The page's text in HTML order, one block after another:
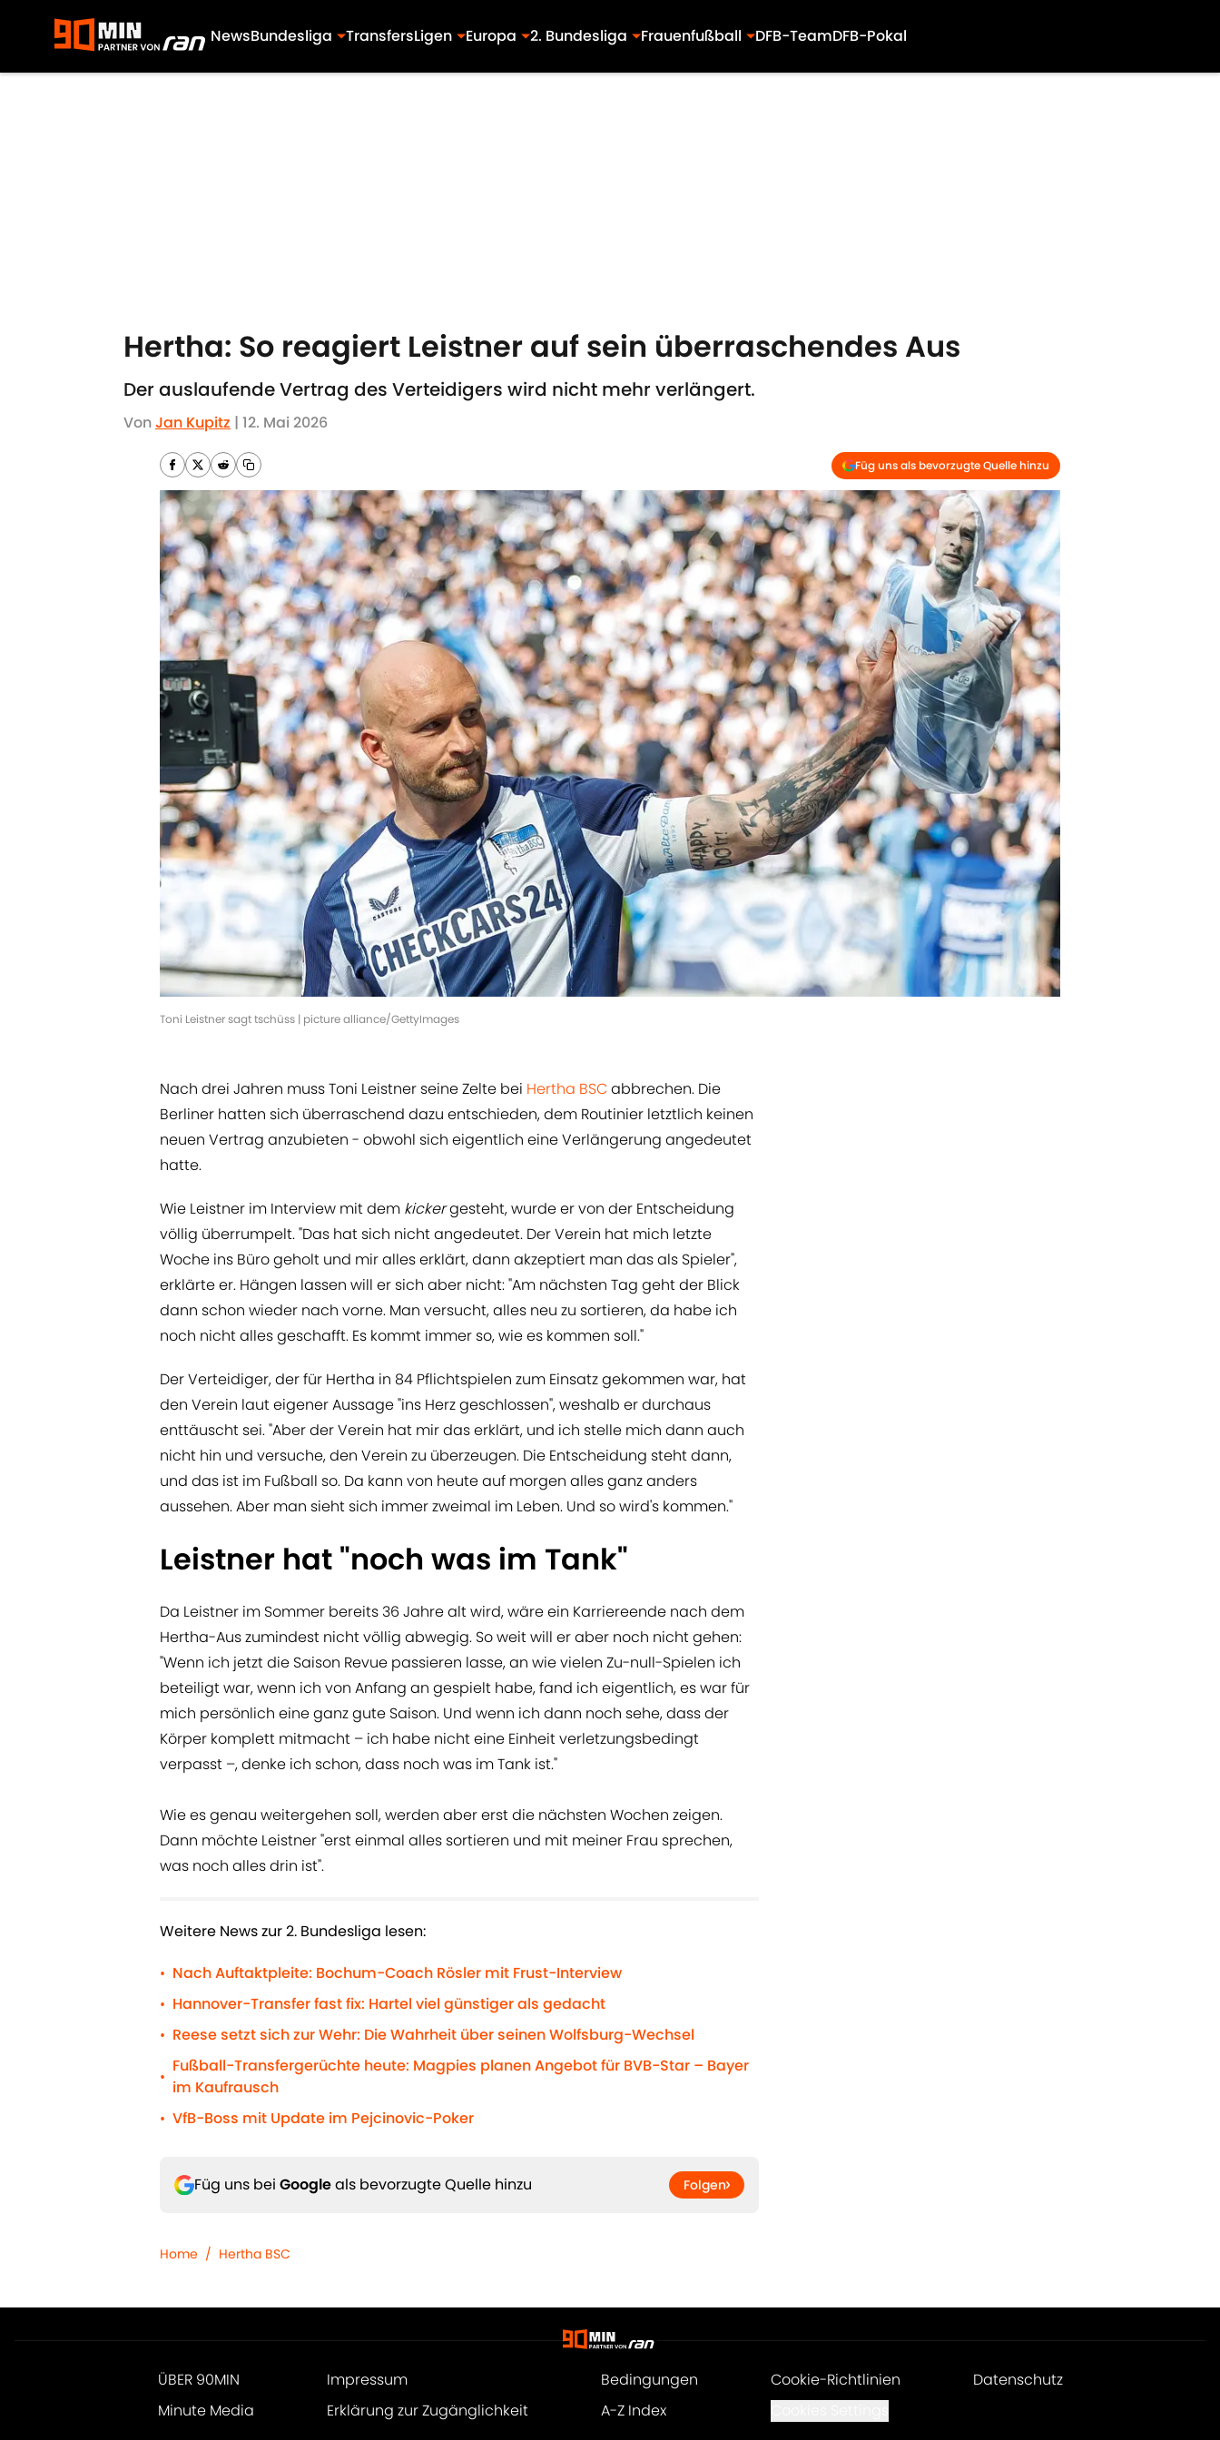
NewsBundesliga TransfersLigen Europa 2. Bundesliga Frauenfußball DFB-TeamDFB-Pokal
Hertha: So reagiert Leistner auf sein überraschendes Aus
Der auslaufende Vertrag des Verteidigers wird nicht mehr verlängert.
VonJan Kupitz | 12. Mai 2026
Füg uns als bevorzugte Quelle hinzu
Toni Leistner sagt tschüss | picture alliance/GettyImages
Nach drei Jahren muss Toni Leistner seine Zelte bei Hertha BSCabbrechen. Die
Berliner hatten sich überraschend dazu entschieden, dem Routinier letztlich keinen
neuen Vertrag anzubieten - obwohl sich eigentlich eine Verlängerung angedeutet
hatte.
Wie Leistner im Interview mit dem kickergesteht, wurde er von der Entscheidung
völlig überrumpelt. "Das hat sich nicht angedeutet. Der Verein hat mich letzte
Woche ins Büro geholt und mir alles erklärt, dann akzeptiert man das als Spieler",
erklärte er. Hängen lassen will er sich aber nicht: "Am nächsten Tag geht der Blick
dann schon wieder nach vorne. Man versucht, alles neu zu sortieren, da habe ich
noch nicht alles geschafft. Es kommt immer so, wie es kommen soll."
Der Verteidiger, der für Hertha in 84 Pflichtspielen zum Einsatz gekommen war, hat
den Verein laut eigener Aussage "ins Herz geschlossen", weshalb er durchaus
enttäuscht sei. "Aber der Verein hat mir das erklärt, und ich stelle mich dann auch
nicht hin und versuche, den Verein zu überzeugen. Die Entscheidung steht dann,
und das ist im Fußball so. Da kann von heute auf morgen alles ganz anders
aussehen. Aber man sieht sich immer zweimal im Leben. Und so wird's kommen."
Leistner hat "noch was im Tank"
Da Leistner im Sommer bereits 36 Jahre alt wird, wäre ein Karriereende nach dem
Hertha-Aus zumindest nicht völlig abwegig. So weit will er aber noch nicht gehen:
"Wenn ich jetzt die Saison Revue passieren lasse, an wie vielen Zu-null-Spielen ich
beteiligt war, wenn ich von Anfang an gespielt habe, fand ich eigentlich, es war für
mich persönlich eine ganz gute Saison. Und wenn ich dann noch sehe, dass der
Körper komplett mitmacht – ich habe nicht eine Einheit verletzungsbedingt
verpasst –, denke ich schon, dass noch was im Tank ist."
Wie es genau weitergehen soll, werden aber erst die nächsten Wochen zeigen.
Dann möchte Leistner "erst einmal alles sortieren und mit meiner Frau sprechen,
was noch alles drin ist".
Weitere News zur 2. Bundesliga lesen:
• Nach Auftaktpleite: Bochum-Coach Rösler mit Frust-Interview
• Hannover-Transfer fast fix: Hartel viel günstiger als gedacht
• Reese setzt sich zur Wehr: Die Wahrheit über seinen Wolfsburg-Wechsel
•
Fußball-Transfergerüchte heute: Magpies planen Angebot für BVB-Star – Bayer
im Kaufrausch
• VfB-Boss mit Update im Pejcinovic-Poker
Füg uns bei Googleals bevorzugte Quelle hinzu Folgen
Home / Hertha BSC
ÜBER 90MIN Impressum Bedingungen Cookie-Richtlinien
Datenschutz
Minute Media
Erklärung zur Zugänglichkeit A-Z Index